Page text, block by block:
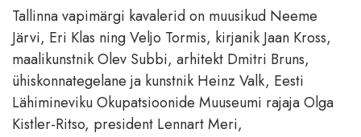
Tallinna vapimärgi kavalerid on muusikud Neeme
Järvi, Eri Klas ning Veljo Tormis, kirjanik Jaan Kross,
maalikunstnik Olev Subbi, arhitekt Dmitri Bruns,
ühiskonnategelane ja kunstnik Heinz Valk, Eesti
Lähimineviku Okupatsioonide Muuseumi rajaja Olga
Kistler-Ritso, president Lennart Meri,